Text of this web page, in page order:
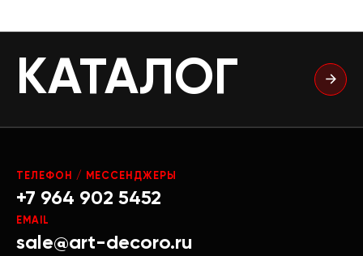
КАТАЛОГ
ТЕЛЕФОН / МЕССЕНДЖЕРЫ
+7 964 902 5452
EMAIL
sale@art-decoro.ru